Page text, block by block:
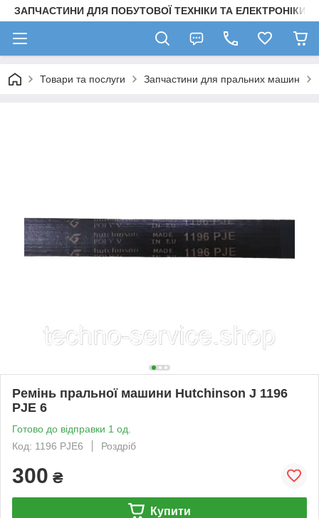
ЗАПЧАСТИНИ ДЛЯ ПОБУТОВОЇ ТЕХНІКИ ТА ЕЛЕКТРОНІКИ
Товари та послуги Запчастини для пральних машин
Ремінь пральної машини Hutchinson J 1196
PJE 6
Готово до відправки 1 од.
Код: 1196 PJE6
Роздріб
300 ₴
Купити